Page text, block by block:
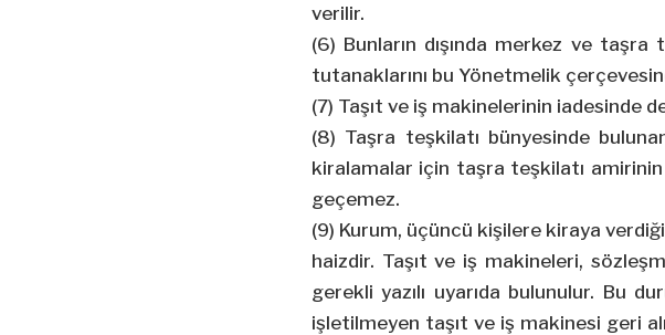
verilir.
(6) Bunların dışında merkez ve
tutanaklarını bu Yönetmelik
(7) Taşıt ve iş makinelerinin iadesinde
(8) Taşra teşkilatı bünyesinde
kiralamalar için taşra teşkilatı
geçemez.
(9) Kurum, üçüncü kişilere kiraya
haizdir. Taşıt ve iş makineleri,
gerekli yazılı uyarıda bulunulur. Bu
işletilmeyen taşıt ve iş makinesi geri